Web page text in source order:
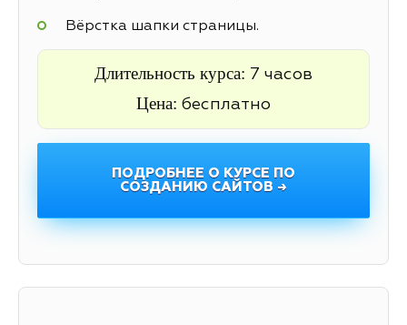
Вёрстка шапки страницы.
Длительность курса: 7 часов
Цена: бесплатно
ПОДРОБНЕЕ О КУРСЕ ПО
СОЗДАНИЮ САЙТОВ →